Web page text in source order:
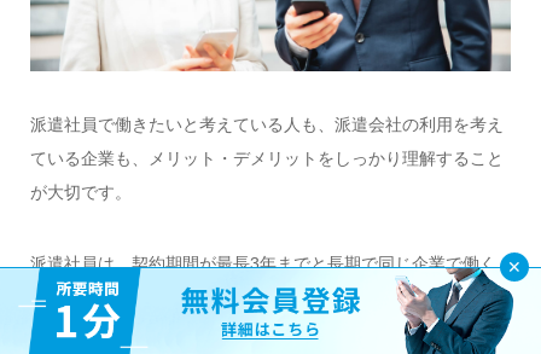
派遣社員で働きたいと考えている人も、派遣会社の利用を考え
ている企業も、メリット・デメリットをしっかり理解すること
が大切です。
派遣社員は、契約期間が最長3年までと長期で同じ企業で働く
ことはできませんが、ライフスタイルに合った働き方ができる
ことが大きなメリットになります。